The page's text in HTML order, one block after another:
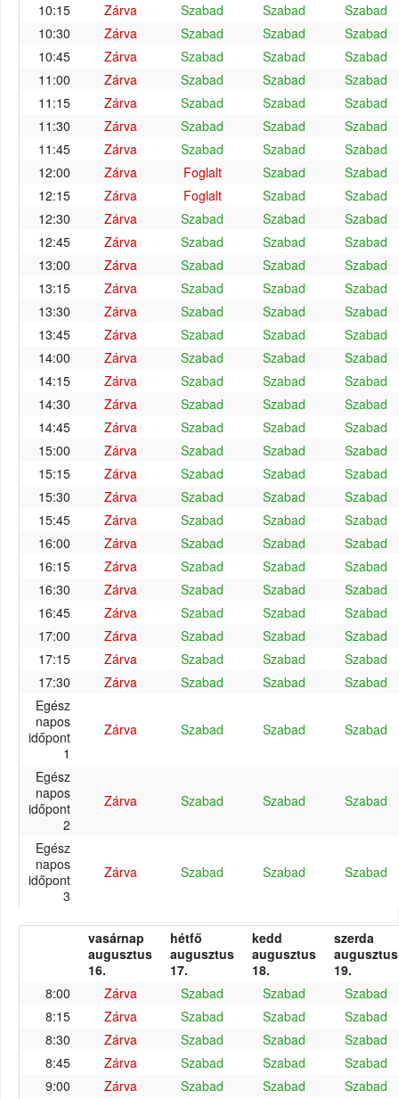
10:15
Zárva Szabad Szabad
Szabad
10:30
Zárva Szabad Szabad
Szabad
10:45
Zárva Szabad Szabad
Szabad
11:00
Zárva Szabad Szabad
Szabad
11:15
Zárva Szabad Szabad
Szabad
11:30
Zárva Szabad Szabad
Szabad
11:45
Zárva Szabad Szabad
Szabad
12:00
Zárva Foglalt Szabad
Szabad
12:15
Zárva Foglalt Szabad
Szabad
12:30
Zárva Szabad Szabad
Szabad
12:45
Zárva Szabad Szabad
Szabad
13:00
Zárva Szabad Szabad
Szabad
13:15
Zárva Szabad Szabad
Szabad
13:30
Zárva Szabad Szabad
Szabad
13:45
Zárva Szabad Szabad
Szabad
14:00
Zárva Szabad Szabad
Szabad
14:15
Zárva Szabad Szabad
Szabad
14:30
Zárva Szabad Szabad
Szabad
14:45
Zárva Szabad Szabad
Szabad
15:00
Zárva Szabad Szabad
Szabad
15:15
Zárva Szabad Szabad
Szabad
15:30
Zárva Szabad Szabad
Szabad
15:45
Zárva Szabad Szabad
Szabad
16:00
Zárva Szabad Szabad
Szabad
16:15
Zárva Szabad Szabad
Szabad
16:30
Zárva Szabad Szabad
Szabad
16:45
Zárva Szabad Szabad
Szabad
17:00
Zárva Szabad Szabad
Szabad
17:15
Zárva Szabad Szabad
Szabad
17:30
Zárva Szabad Szabad
Szabad
Egész
napos
időpont
1
Zárva Szabad Szabad Szabad
Egész
napos
időpont
2
Zárva Szabad Szabad Szabad
Egész
napos
időpont
3
Zárva Szabad Szabad Szabad
vasárnap
augusztus
16.
hétfő
augusztus
17.
kedd
augusztus
18.
szerda
augusztus
19.
8:00
Zárva Szabad Szabad
Szabad
8:15
Zárva Szabad Szabad
Szabad
8:30
Zárva Szabad Szabad
Szabad
8:45
Zárva Szabad Szabad
Szabad
9:00
Zárva Szabad Szabad
Szabad